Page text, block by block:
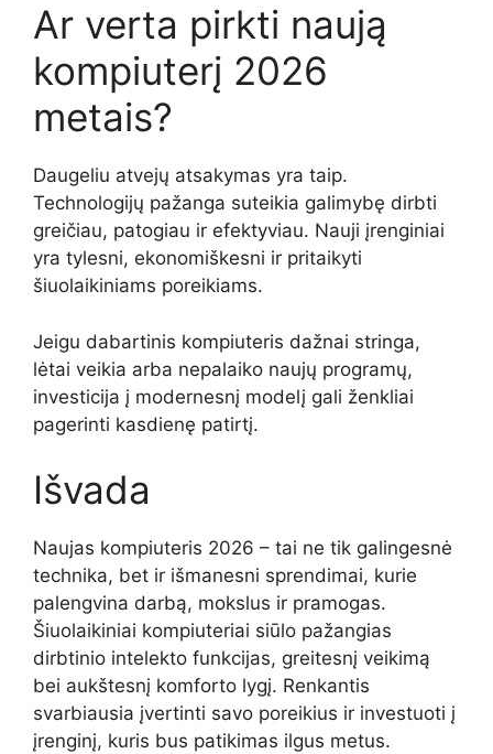
Ar verta pirkti naują
kompiuterį 2026
metais?
Daugeliu atvejų atsakymas yra taip.
Technologijų pažanga suteikia galimybę dirbti
greičiau, patogiau ir efektyviau. Nauji įrenginiai
yra tylesni, ekonomiškesni ir pritaikyti
šiuolaikiniams poreikiams.
Jeigu dabartinis kompiuteris dažnai stringa,
lėtai veikia arba nepalaiko naujų programų,
investicija į modernesnį modelį gali ženkliai
pagerinti kasdienę patirtį.
Išvada
Naujas kompiuteris 2026 – tai ne tik galingesnė
technika, bet ir išmanesni sprendimai, kurie
palengvina darbą, mokslus ir pramogas.
Šiuolaikiniai kompiuteriai siūlo pažangias
dirbtinio intelekto funkcijas, greitesnį veikimą
bei aukštesnį komforto lygį. Renkantis
svarbiausia įvertinti savo poreikius ir investuoti į
įrenginį, kuris bus patikimas ilgus metus.